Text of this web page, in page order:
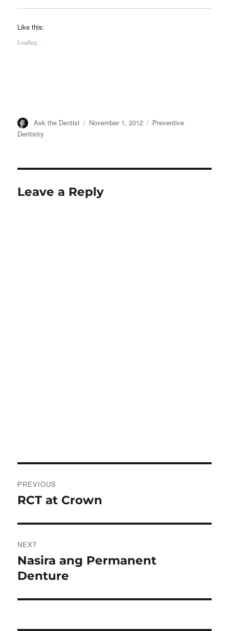
Like this:
Loading...
Author
Ask the Dentist
Posted
November 1, 2012 Categories
Preventive
Dentistry
Leave a Reply
navigation
PREVIOUS
Previous
RCT at Crown
NEXT
Next
post:
Nasira ang Permanent
Denture